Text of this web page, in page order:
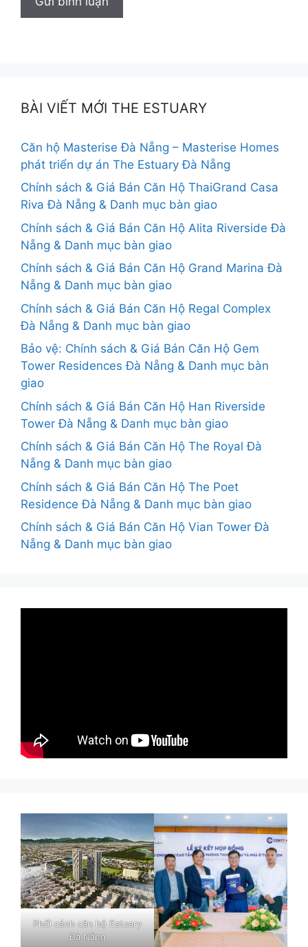
BÀI VIẾT MỚI THE ESTUARY
Căn hộ Masterise Đà Nẵng – Masterise Homes
phát triển dự án The Estuary Đà Nẵng
Chính sách & Giá Bán Căn Hộ ThaiGrand Casa
Riva Đà Nẵng & Danh mục bàn giao
Chính sách & Giá Bán Căn Hộ Alita Riverside Đà
Nẵng & Danh mục bàn giao
Chính sách & Giá Bán Căn Hộ Grand Marina Đà
Nẵng & Danh mục bàn giao
Chính sách & Giá Bán Căn Hộ Regal Complex
Đà Nẵng & Danh mục bàn giao
Bảo vệ: Chính sách & Giá Bán Căn Hộ Gem
Tower Residences Đà Nẵng & Danh mục bàn
giao
Chính sách & Giá Bán Căn Hộ Han Riverside
Tower Đà Nẵng & Danh mục bàn giao
Chính sách & Giá Bán Căn Hộ The Royal Đà
Nẵng & Danh mục bàn giao
Chính sách & Giá Bán Căn Hộ The Poet
Residence Đà Nẵng & Danh mục bàn giao
Chính sách & Giá Bán Căn Hộ Vian Tower Đà
Nẵng & Danh mục bàn giao
Phối cảnh căn hộ Estuary
Đà Nẵng